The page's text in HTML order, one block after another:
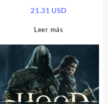
21.31 USD
Leer más